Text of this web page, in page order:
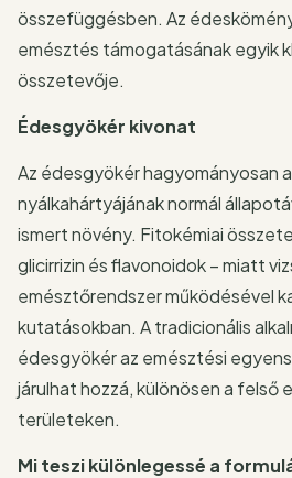
összefüggésben. Az
emésztés támogatásának egyik
összetevője.
Édesgyökér kivonat
Az édesgyökér hagyományosan
nyálkahártyájának normál
ismert növény. Fitokémiai
glicirrizin és flavonoidok – miatt
emésztőrendszer működésével
kutatásokban. A tradicionális
édesgyökér az emésztési
járulhat hozzá, különösen a felső
területeken.
Mi teszi különlegessé a